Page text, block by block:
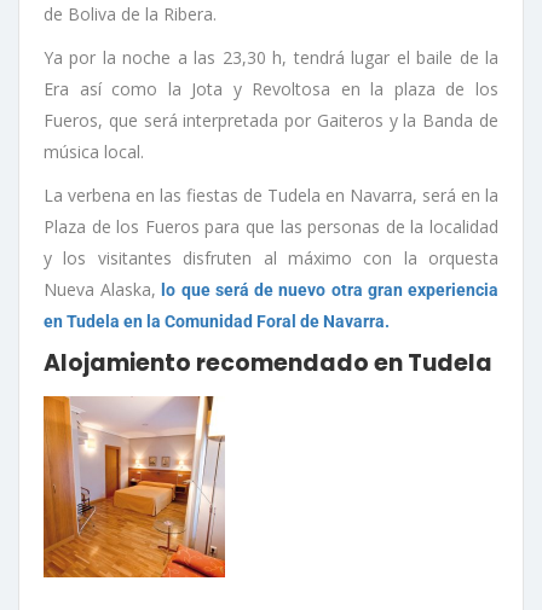
de Boliva de la Ribera.
Ya por la noche a las 23,30 h, tendrá lugar el baile de la
Era así como la Jota y Revoltosa en la plaza de los
Fueros, que será interpretada por Gaiteros y la Banda de
música local.
La verbena en las fiestas de Tudela en Navarra, será en la
Plaza de los Fueros para que las personas de la localidad
y los visitantes disfruten al máximo con la orquesta
Nueva Alaska, lo que será de nuevo otra gran experiencia
en Tudela en la Comunidad Foral de Navarra.
Alojamiento recomendado en Tudela